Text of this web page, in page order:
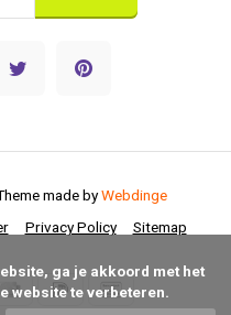
Privacy Policy Sitemap
made byWebdinge
website te verbeteren.